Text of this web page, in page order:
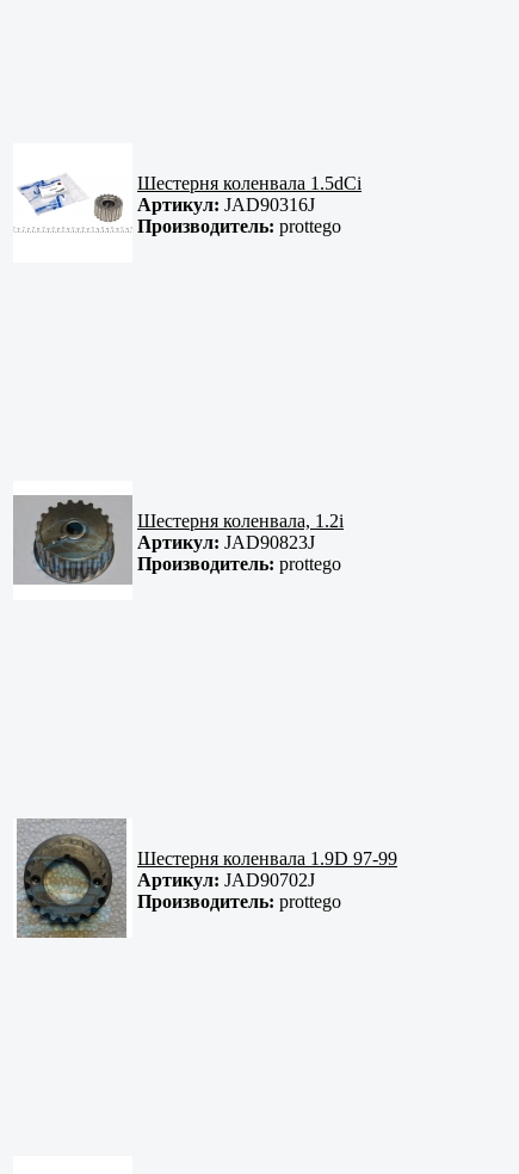
Шестерня коленвала 1.5dCi
Артикул: JAD90316J
Производитель: prottego
Шестерня коленвала, 1.2i
Артикул: JAD90823J
Производитель: prottego
Шестерня коленвала 1.9D 97-99
Артикул: JAD90702J
Производитель: prottego